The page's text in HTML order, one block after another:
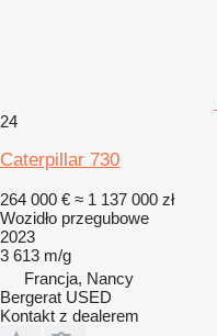
24
Caterpillar 730
264 000 € ≈ 1 137 000 zł
Wozidło przegubowe
2023
3 613 m/g
Francja, Nancy
Bergerat USED
Kontakt z dealerem